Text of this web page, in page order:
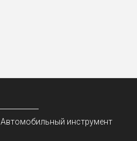
Автомобильный инструмент